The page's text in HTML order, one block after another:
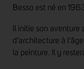
Besso est né en
Il initie son
d’architecture à
la peinture. Il y